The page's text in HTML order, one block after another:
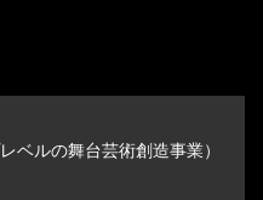
ベルの舞台芸術創造事業）